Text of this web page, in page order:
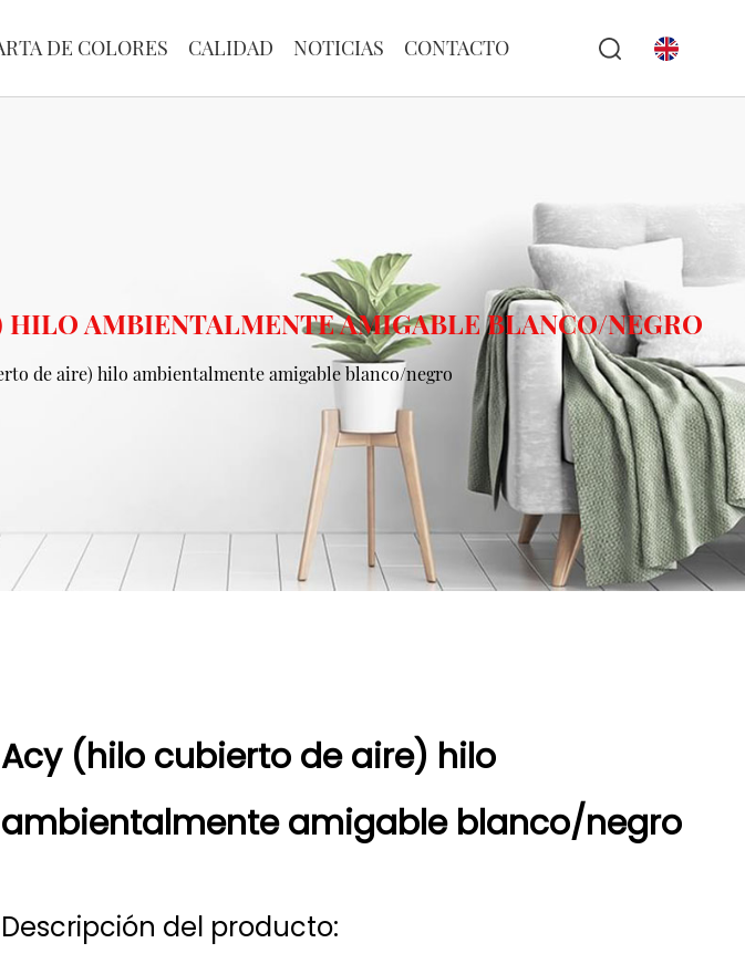
DE COLORES CALIDAD NOTICIAS CONTACTO
AMBIENTALMENTE AMIGABLE BLANCO/NEGRO
de aire) hilo ambientalmente amigable blanco/negro
Acy (hilo cubierto de aire) hilo
ambientalmente amigable blanco/negro
Descripción del producto: